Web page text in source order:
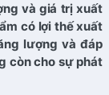
và giá trị xuất
có lợi thế xuất
lượng và đáp
còn cho sự phát